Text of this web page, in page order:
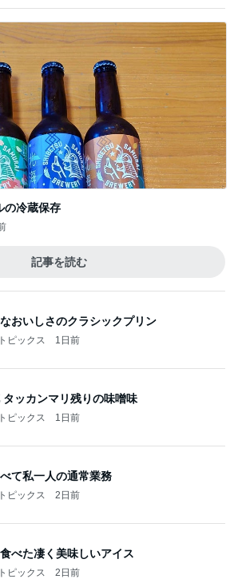
の冷蔵保存
記事を読む
おいしさのクラシックプリン
ピックス 1日前
タッカンマリ残りの味噌味
ピックス 1日前
て私一人の通常業務
ピックス 2日前
べた凄く美味しいアイス
ピックス 2日前